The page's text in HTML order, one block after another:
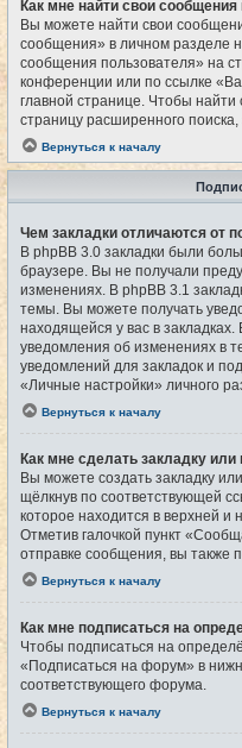
Как мне найти свои
Вы можете найти свои
сообщения» в личном разделе
сообщения пользователя» на
конференции или по ссылке
главной странице. Чтобы
страницу расширенного
Вернуться к началу
Чем закладки отличаются от
В phpBB 3.0 закладки были
браузере. Вы не получали
изменениях. В phpBB 3.1
темы. Вы можете получать
находящейся у вас в
уведомления об изменениях в
уведомлений для закладок и
«Личные настройки» личного
Вернуться к началу
Как мне сделать закладку
Вы можете создать закладку
щёлкнув по соответствующей
которое находится в верхней и
Отметив галочкой пункт
отправке сообщения, вы также
Вернуться к началу
Как мне подписаться на
Чтобы подписаться на
«Подписаться на форум» в
соответствующего форума.
Вернуться к началу